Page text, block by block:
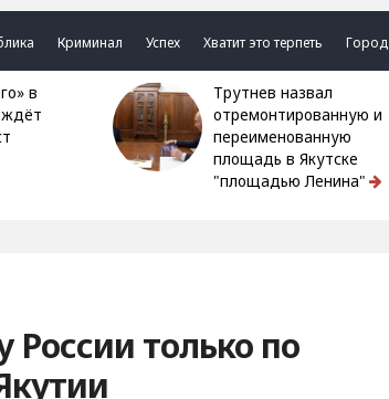
Криминал Успех Хватит это терпеть Город
ждёт
Трутнев назвал
отремонтированную и
переименованную
площадь в Якутске
"площадью Ленина"
только по